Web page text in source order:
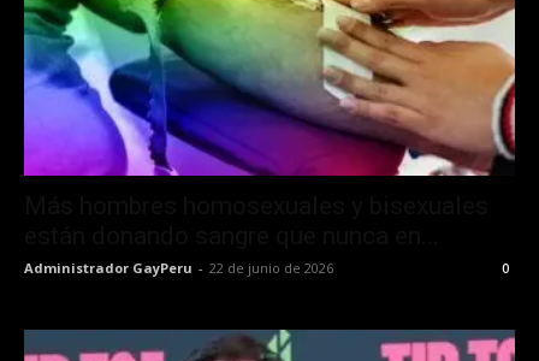
Administrador GayPeru - 22 de junio de 2026 0